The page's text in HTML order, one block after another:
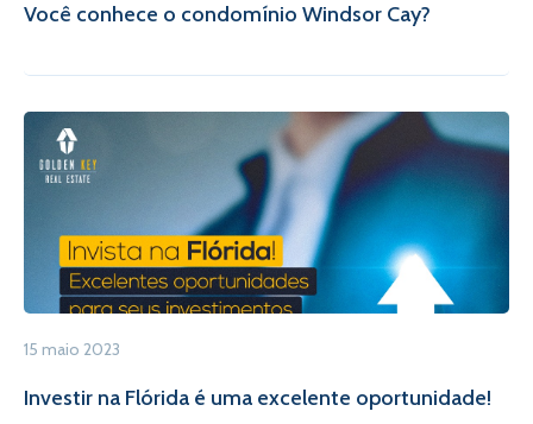
Você conhece o condomínio Windsor Cay?
15 maio 2023
Investir na Flórida é uma excelente oportunidade!